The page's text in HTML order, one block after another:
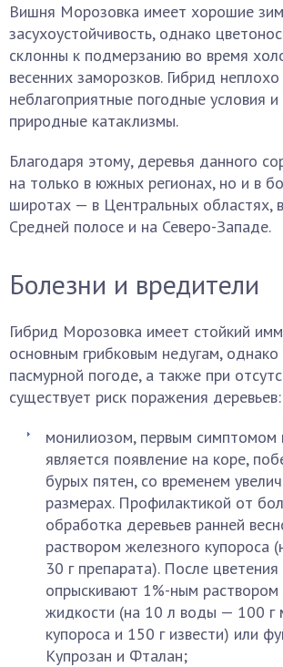
Вишня Морозовка имеет хорошие
засухоустойчивость, однако
склонны к подмерзанию во время
весенних заморозков. Гибрид
неблагоприятные погодные условия
природные катаклизмы.
Благодаря этому, деревья данного
на только в южных регионах, но и в
широтах — в Центральных областях,
Средней полосе и на Северо-Западе.
Болезни и вредители
Гибрид Морозовка имеет стойкий
основным грибковым недугам,
пасмурной погоде, а также при
существует риск поражения деревьев:
монилиозом, первым симптомом
является появление на коре,
бурых пятен, со временем
размерах. Профилактикой от
обработка деревьев ранней
раствором железного купороса
30 г препарата). После цветения
опрыскивают 1%-ным
жидкости (на 10 л воды — 100 г
купороса и 150 г извести) или
Купрозан и Фталан;